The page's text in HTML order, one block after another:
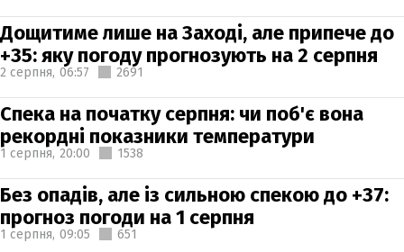
Дощитиме лише на Заході, але припече до
+35: яку погоду прогнозують на 2 серпня
2 серпня, 06:57 2691
Спека на початку серпня: чи поб'є вона
рекордні показники температури
1 серпня, 20:00 1538
Без опадів, але із сильною спекою до +37:
прогноз погоди на 1 серпня
1 серпня, 09:05 651